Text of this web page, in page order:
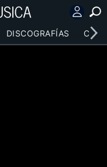
DISCOGRAFÍAS